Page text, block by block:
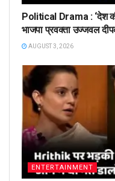
Political Drama : ‘देश की
भाजपा प्रवक्ता उज्जवल
AUGUST 3, 2026
ENTERTAINMENT